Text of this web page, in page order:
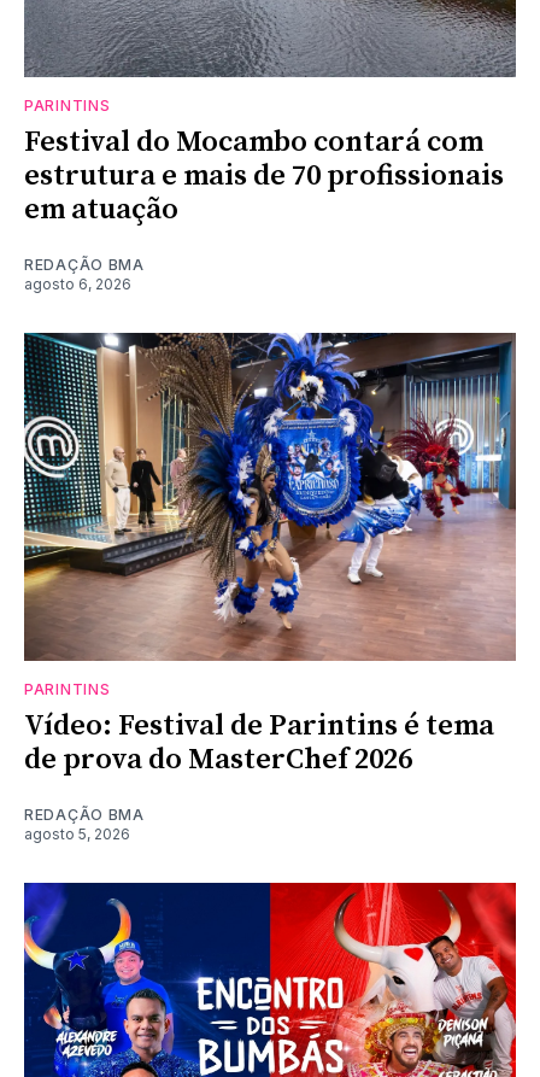
PARINTINS
Festival do Mocambo contará com
estrutura e mais de 70 profissionais
em atuação
REDAÇÃO BMA
agosto 6, 2026
PARINTINS
Vídeo: Festival de Parintins é tema
de prova do MasterChef 2026
REDAÇÃO BMA
agosto 5, 2026